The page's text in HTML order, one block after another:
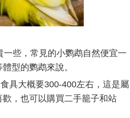
些，常見的小鹦鹉自然便宜一
型的鹦鹉來說。
具大概要300-400左右，這是屬
，也可以購買二手籠子和站